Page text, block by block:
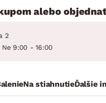
alebo
2
9:00 - 16:00
Na stiahnutieĎalšie